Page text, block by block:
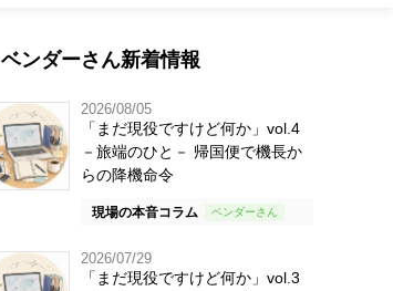
ベンダーさん新着情報
2026/08/05
「まだ現役ですけど何か」vol.4
－旅端のひと－ 帰国便で機長か
らの降機命令
現場の本音コラム
2026/07/29
「まだ現役ですけど何か」vol.3